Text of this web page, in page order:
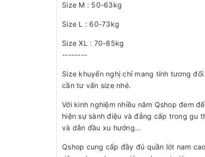
Size M : 50-63kg
Size L : 60-73kg
Size XL : 70-85kg
--------
Size khuyến nghị chỉ mang tính tương
cần tư vấn size nhé.
Với kinh nghiệm nhiều năm Qshop đem
hiện sự sành điệu và đẳng cấp trong gu
và dẫn đầu xu hướng...
Qshop cung cấp đầy đủ quần lót nam